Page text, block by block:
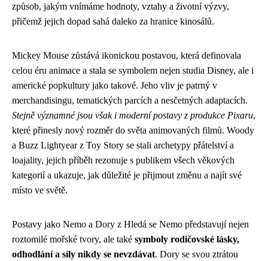
způsob, jakým vnímáme hodnoty, vztahy a životní výzvy,
přičemž jejich dopad sahá daleko za hranice kinosálů.
Mickey Mouse zůstává ikonickou postavou, která definovala
celou éru animace a stala se symbolem nejen studia Disney, ale i
americké popkultury jako takové. Jeho vliv je patrný v
merchandisingu, tematických parcích a nesčetných adaptacích.
Stejně významné jsou však i moderní postavy z produkce Pixaru,
které přinesly nový rozměr do světa animovaných filmů. Woody
a Buzz Lightyear z Toy Story se stali archetypy přátelství a
loajality, jejich příběh rezonuje s publikem všech věkových
kategorií a ukazuje, jak důležité je přijmout změnu a najít své
místo ve světě.
Postavy jako Nemo a Dory z Hledá se Nemo představují nejen
roztomilé mořské tvory, ale také symboly rodičovské lásky,
odhodlání a síly nikdy se nevzdávat. Dory se svou ztrátou